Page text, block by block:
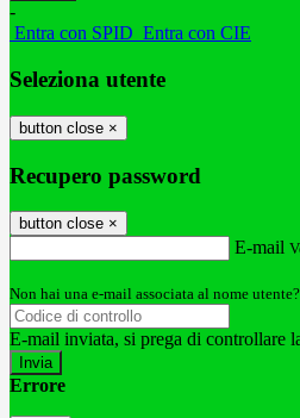
-
Entra con SPID Entra con CIE
Seleziona utente
button close ×
Recupero password
button close ×
E-mail
Non hai una e-mail associata al nome
E-mail inviata, si prega di controllare
Errore